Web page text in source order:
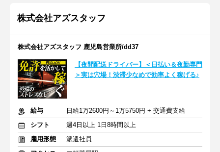
株式会社アズスタッフ
株式会社アズスタッフ 鹿児島営業所/dd37
【夜間配送ドライバー】＜日払い＆夜勤専門
＞実は穴場！渋滞少なめで効率よく稼げる♪
給与
日給1万2600円～1万5750円 + 交通費支給
シフト
週4日以上 1日8時間以上
雇用形態
派遣社員